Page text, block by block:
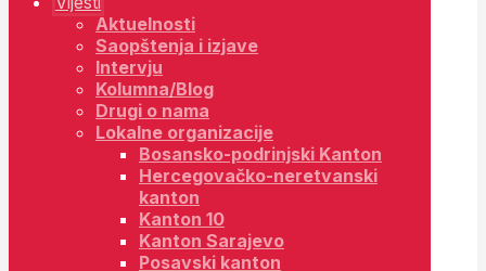
Aktuelnosti
Saopštenja i izjave
Intervju
Kolumna/Blog
Drugi o nama
Lokalne organizacije
Bosansko-podrinjski Kanton
Hercegovačko-neretvanski
kanton
Kanton 10
Kanton Sarajevo
Posavski kanton